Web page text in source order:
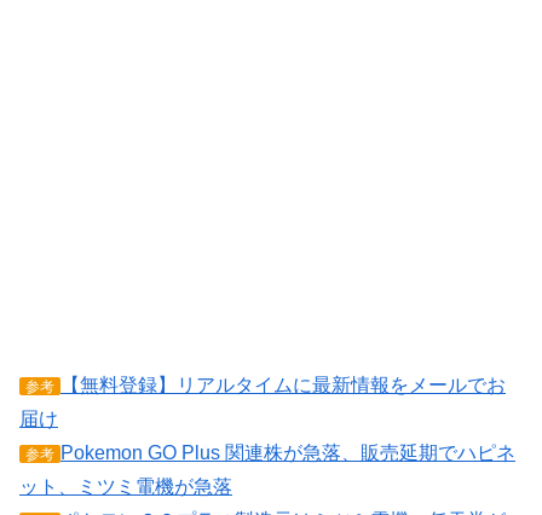
参考
【無料登録】リアルタイムに最新情報をメールでお
届け
参考 Pokemon GO Plus 関連株が急落、販売延期でハピネ
ット、ミツミ電機が急落